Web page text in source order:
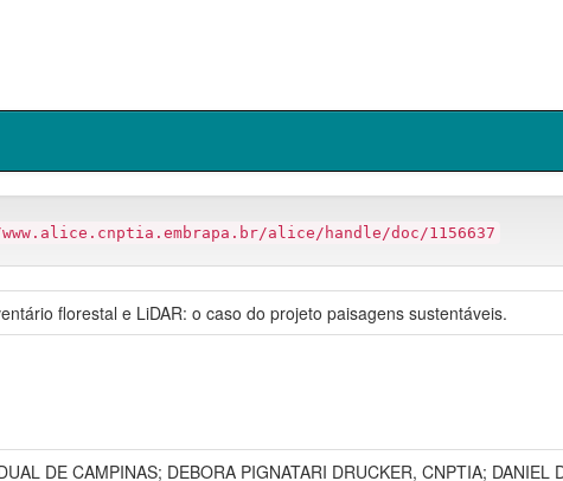
alice/handle/doc/1156637
florestal e LiDAR: o caso do projeto paisagens sustentáveis.
DE CAMPINAS; DEBORA PIGNATARI DRUCKER, CNPTIA; DANIEL